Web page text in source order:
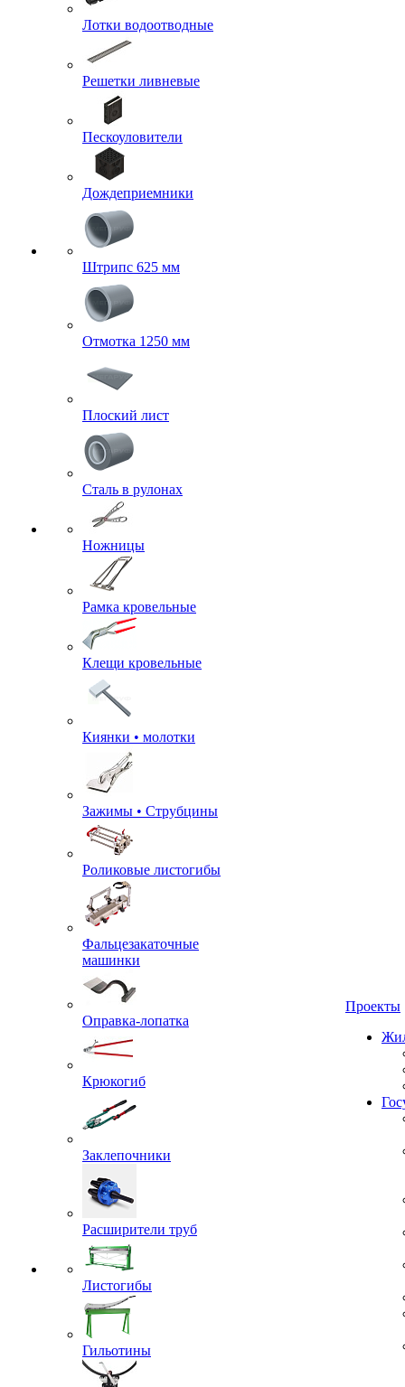
Лотки водоотводные
Решетки ливневые
Пескоуловители
Дождеприемники
Штрипс 625 мм
Отмотка 1250 мм
Плоский лист
Сталь в рулонах
Ножницы
Рамка кровельные
Клещи кровельные
Киянки • молотки
Зажимы • Струбцины
Роликовые листогибы
Фальцезакаточные
машинки
Оправка-лопатка
Крюкогиб
Заклепочники
Расширители труб
Листогибы
Гильотины